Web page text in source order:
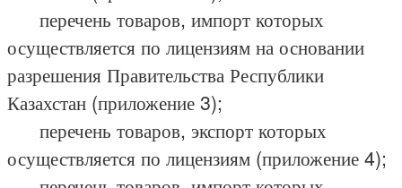
перечень товаров, импорт которых
осуществляется по лицензиям на основании
разрешения Правительства Республики
Казахстан (приложение 3);
перечень товаров, экспорт которых
осуществляется по лицензиям (приложение 4);